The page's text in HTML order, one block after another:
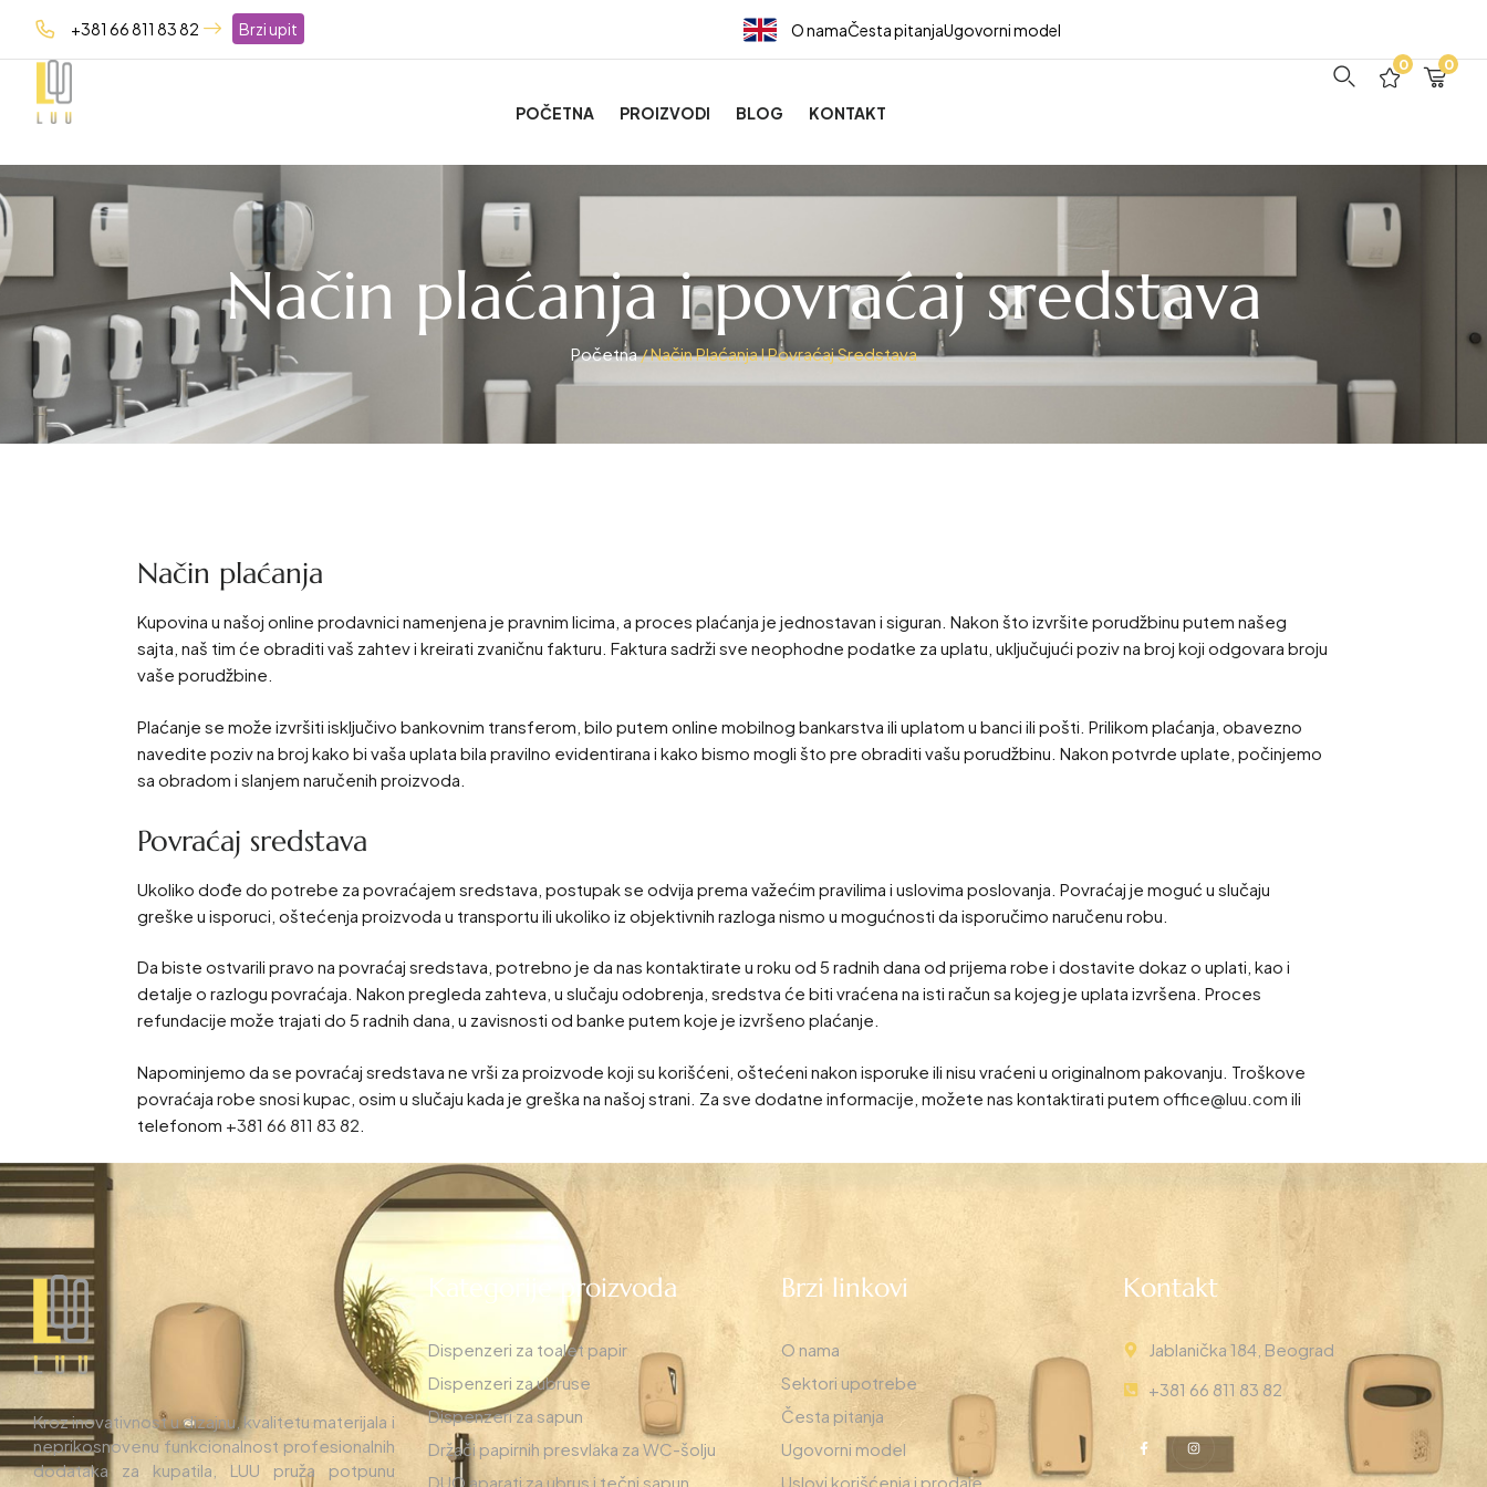
+381 66 811 83 82 Brzi upit O namaČesta pitanjaUgovorni model
POČETNA PROIZVODI BLOG KONTAKT
0 0
Način plaćanja i povraćaj sredstava
Početna/ Način Plaćanja I Povraćaj Sredstava
Način plaćanja
Kupovina u našoj online prodavnici namenjena je pravnim licima, a proces plaćanja je jednostavan i siguran. Nakon što izvršite porudžbinu putem našeg
sajta, naš tim će obraditi vaš zahtev i kreirati zvaničnu fakturu. Faktura sadrži sve neophodne podatke za uplatu, uključujući poziv na broj koji odgovara broju
vaše porudžbine.
Plaćanje se može izvršiti isključivo bankovnim transferom, bilo putem online mobilnog bankarstva ili uplatom u banci ili pošti. Prilikom plaćanja, obavezno
navedite poziv na broj kako bi vaša uplata bila pravilno evidentirana i kako bismo mogli što pre obraditi vašu porudžbinu. Nakon potvrde uplate, počinjemo
sa obradom i slanjem naručenih proizvoda.
Povraćaj sredstava
Ukoliko dođe do potrebe za povraćajem sredstava, postupak se odvija prema važećim pravilima i uslovima poslovanja. Povraćaj je moguć u slučaju
greške u isporuci, oštećenja proizvoda u transportu ili ukoliko iz objektivnih razloga nismo u mogućnosti da isporučimo naručenu robu.
Da biste ostvarili pravo na povraćaj sredstava, potrebno je da nas kontaktirate u roku od 5 radnih dana od prijema robe i dostavite dokaz o uplati, kao i
detalje o razlogu povraćaja. Nakon pregleda zahteva, u slučaju odobrenja, sredstva će biti vraćena na isti račun sa kojeg je uplata izvršena. Proces
refundacije može trajati do 5 radnih dana, u zavisnosti od banke putem koje je izvršeno plaćanje.
Napominjemo da se povraćaj sredstava ne vrši za proizvode koji su korišćeni, oštećeni nakon isporuke ili nisu vraćeni u originalnom pakovanju. Troškove
povraćaja robe snosi kupac, osim u slučaju kada je greška na našoj strani. Za sve dodatne informacije, možete nas kontaktirati putem office@luu.com ili
telefonom +381 66 811 83 82
Kroz inovativnost u dizajnu, kvalitetu materijala i
neprikosnovenu funkcionalnost profesionalnih
dodataka za kupatila, LUU pruža potpunu
Kategorije proizvoda
Dispenzeri za toalet papir
Dispenzeri za ubruse
Dispenzeri za sapun
Držači papirnih presvlaka za WC-šolju
DUO aparati za ubrus i tečni sapun
Brzi linkovi
O nama
Sektori upotrebe
Česta pitanja
Ugovorni model
Uslovi korišćenja i prodaje
Kontakt
Jablanička 184, Beograd
+381 66 811 83 82